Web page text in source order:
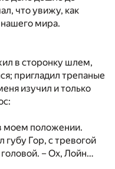
что увижу, как
мира.
в сторонку шлем,
пригладил трепаные
изучил и только
моем положении.
губу Гор, с тревогой
– Ох, Лойн…